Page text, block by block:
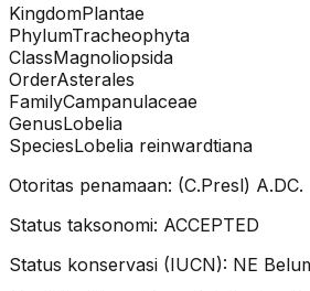
KingdomPlantae
PhylumTracheophyta
ClassMagnoliopsida
OrderAsterales
FamilyCampanulaceae
GenusLobelia
SpeciesLobelia reinwardtiana
Otoritas penamaan: (C.Presl) A.DC.
Status taksonomi: ACCEPTED
Status konservasi (IUCN): NE